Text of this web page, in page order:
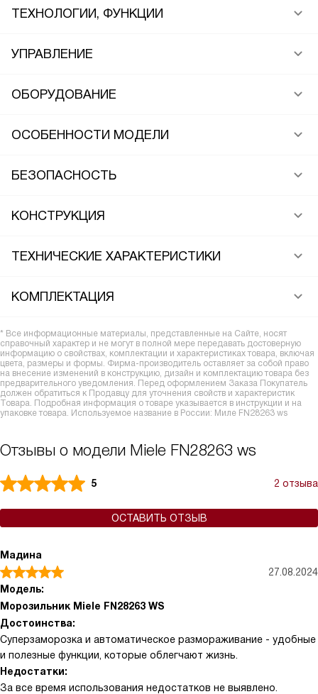
ТЕХНОЛОГИИ, ФУНКЦИИ
УПРАВЛЕНИЕ
ОБОРУДОВАНИЕ
ОСОБЕННОСТИ МОДЕЛИ
БЕЗОПАСНОСТЬ
КОНСТРУКЦИЯ
ТЕХНИЧЕСКИЕ ХАРАКТЕРИСТИКИ
КОМПЛЕКТАЦИЯ
* Все информационные материалы, представленные на Сайте, носят
справочный характер и не могут в полной мере передавать достоверную
информацию о свойствах, комплектации и характеристиках товара, включая
цвета, размеры и формы. Фирма-производитель оставляет за собой право
на внесение изменений в конструкцию, дизайн и комплектацию товара без
предварительного уведомления. Перед оформлением Заказа Покупатель
должен обратиться к Продавцу для уточнения свойств и характеристик
Товара. Подробная информация о товаре указывается в инструкции и на
упаковке товара. Используемое название в России: Миле FN28263 ws
Отзывы о модели Miele FN28263 ws
5 2 отзыва
ОСТАВИТЬ ОТЗЫВ
Мадина
27.08.2024
Модель:
Морозильник Miele FN28263 WS
Достоинства:
Суперзаморозка и автоматическое размораживание - удобные
и полезные функции, которые облегчают жизнь.
Недостатки:
За все время использования недостатков не выявлено.